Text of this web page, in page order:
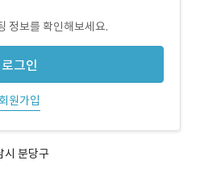
정보를 확인해보세요.
로그인
회원가입
시 분당구